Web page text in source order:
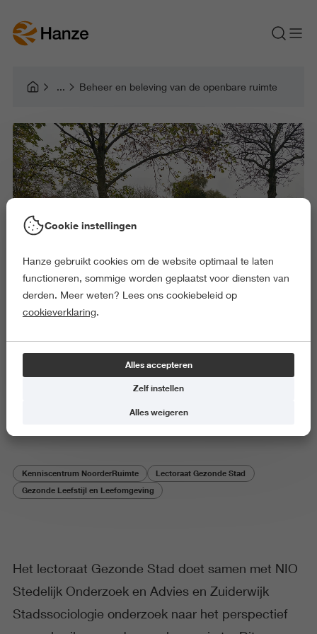
Beheer en beleving van de openbare ruimte
Beheer en beleving van de
openbare ruimte
Onderzoeksproject
Kenniscentrum NoorderRuimte
Lectoraat Gezonde Stad
Gezonde Leefstijl en Leefomgeving
Het lectoraat Gezonde Stad doet samen met NIO
Stedelijk Onderzoek en Advies en Zuiderwijk
Stadssociologie onderzoek naar het perspectief
Cookie instellingen
Hanze gebruikt cookies om de website optimaal te laten
functioneren, sommige worden geplaatst voor diensten van
derden. Meer weten? Lees ons cookiebeleid op
cookieverklaring.
Alles accepteren
Zelf instellen
Alles weigeren